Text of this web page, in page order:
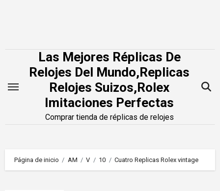
Las Mejores Réplicas De
Relojes Del Mundo,Replicas
Relojes Suizos,Rolex
Imitaciones Perfectas
Comprar tienda de réplicas de relojes
Página de inicio AM V 10 Cuatro Replicas Rolex vintage